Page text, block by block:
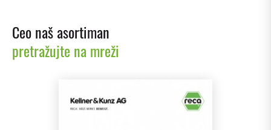
Ceo naš asortiman
pretražujte na mreži